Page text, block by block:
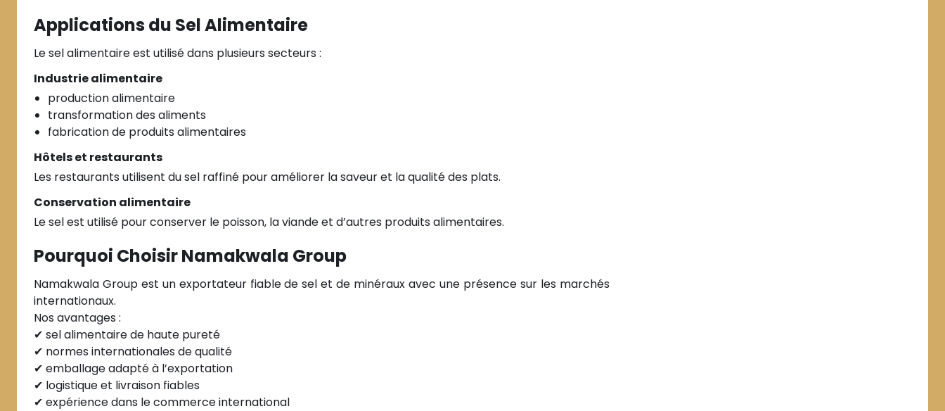
Applications du Sel Alimentaire
Le sel alimentaire est utilisé dans plusieurs secteurs :
Industrie alimentaire
production alimentaire
transformation des aliments
fabrication de produits alimentaires
Hôtels et restaurants
Les restaurants utilisent du sel raffiné pour améliorer la saveur et la qualité des plats.
Conservation alimentaire
Le sel est utilisé pour conserver le poisson, la viande et d’autres produits alimentaires.
Pourquoi Choisir Namakwala Group
Namakwala Group est un exportateur fiable de sel et de minéraux avec une présence sur les marchés
internationaux.
Nos avantages :
✔ sel alimentaire de haute pureté
✔ normes internationales de qualité
✔ emballage adapté à l’exportation
✔ logistique et livraison fiables
✔ expérience dans le commerce international